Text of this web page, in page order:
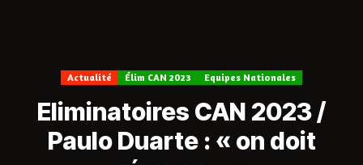
Actualité Élim CAN 2023 Equipes Nationales
Eliminatoires CAN 2023 /
Paulo Duarte : « on doit